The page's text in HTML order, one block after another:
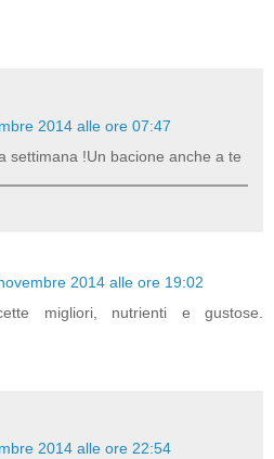
2014 alle ore 07:47
settimana !Un bacione anche a te
2014 alle ore 19:02
migliori, nutrienti e gustose.
2014 alle ore 22:54